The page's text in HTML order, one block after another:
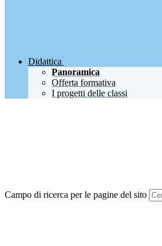
Didattica
Panoramica
Offerta formativa
I progetti delle classi
Campo di ricerca per le pagine del sito